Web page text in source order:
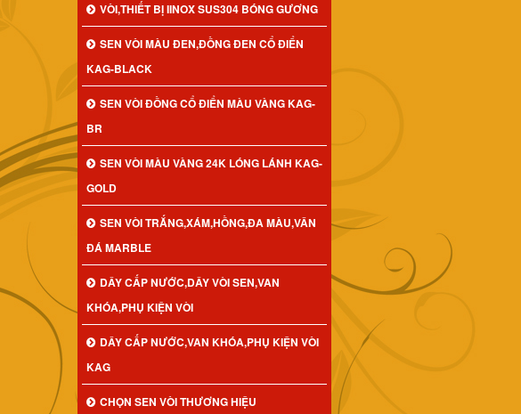
VÒI,THIẾT BỊ IINOX SUS304 BÓNG GƯƠNG
SEN VÒI MÀU ĐEN,ĐỒNG ĐEN CỔ ĐIỂN
KAG-BLACK
SEN VÒI ĐỒNG CỔ ĐIỂN MÀU VÀNG KAG-
BR
SEN VÒI MÀU VÀNG 24K LÓNG LÁNH KAG-
GOLD
SEN VÒI TRẮNG,XÁM,HỒNG,ĐA MÀU,VÂN
ĐÁ MARBLE
DÂY CẤP NƯỚC,DÂY VÒI SEN,VAN
KHÓA,PHỤ KIỆN VÒI
DÂY CẤP NƯỚC,VAN KHÓA,PHỤ KIỆN VÒI
KAG
CHỌN SEN VÒI THƯƠNG HIỆU